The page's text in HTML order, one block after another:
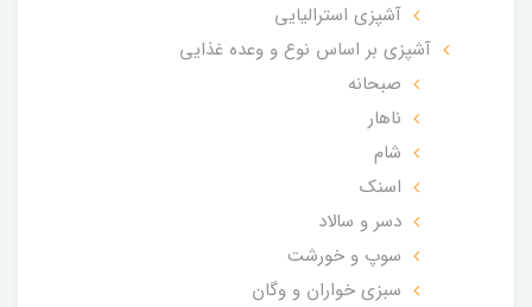
آشپزی استرالیایی
آشپزی بر اساس نوع و وعده غذایی
صبحانه
ناهار
شام
اسنک
دسر و سالاد
سوپ و خورشت
سبزی خواران و وگان